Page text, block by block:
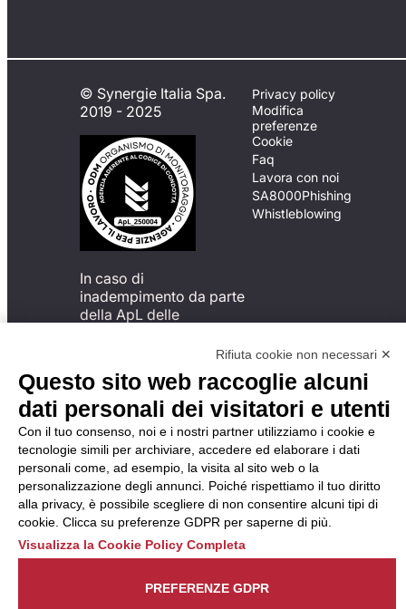
© Synergie Italia Spa.
2019 - 2025
In caso di
inadempimento da parte
della ApL delle
del Codice di Condotta, è
possibile presentare un
reclamo
all’Organismo di
Monitoraggio utilizzando
una delle modalità
descritte al seguente
indirizzo web
https://odm-
agenzielavoro.it/reclami/ .
Privacy policy
Modifica
preferenze
Cookie
Faq
Lavora con noi
SA8000Phishing
Whistleblowing
Rifiuta cookie non necessari ✕
Questo sito web raccoglie alcuni
dati personali dei visitatori e utenti
Con il tuo consenso, noi e i nostri partner utilizziamo i cookie e
tecnologie simili per archiviare, accedere ed elaborare i dati
personali come, ad esempio, la visita al sito web o la
personalizzazione degli annunci. Poiché rispettiamo il tuo diritto
alla privacy, è possibile scegliere di non consentire alcuni tipi di
cookie. Clicca su preferenze GDPR per saperne di più.
Visualizza la Cookie Policy Completa
PREFERENZE GDPR